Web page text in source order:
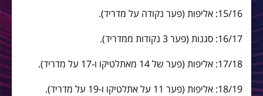
15/16: אליפות (פער נקודה על מדריד).
16/17: סגנות (פער 3 נקודות ממדריד).
17/18: אליפות (פער של 14 מאתלטיקו ו-17 על מדריד).
18/19: אליפות (פער 11 על אתלטיקו ו-19 על מדריד).